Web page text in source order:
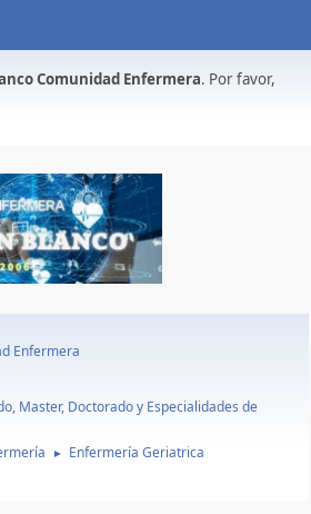
Comunidad Enfermera. Por favor,
Enfermera
Master, Doctorado y Especialidades de
► Enfermería Geriatrica